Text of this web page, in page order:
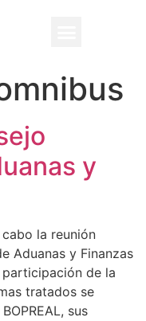
y
la reunión
Aduanas y Finanzas
de la
tratados se
sus